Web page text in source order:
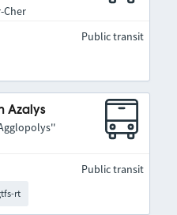
Cher
Public transit
Azalys
rt
Public transit